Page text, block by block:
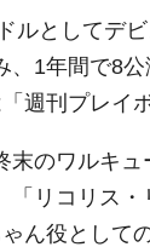
ルとしてデ
、1年間で8
週刊プレイ
末のワルキ
「リコリス
ん役として